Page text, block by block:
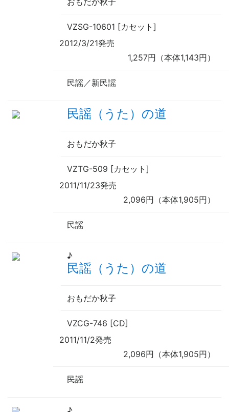
VZSG-10601 [カセット]
2012/3/21発売
1,257円（本体1,143円）
民謡／新民謡
民謡（うた）の道
おもだか秋子
VZTG-509 [カセット]
2011/11/23発売
2,096円（本体1,905円）
民謡
♪
民謡（うた）の道
おもだか秋子
VZCG-746 [CD]
2011/11/2発売
2,096円（本体1,905円）
民謡